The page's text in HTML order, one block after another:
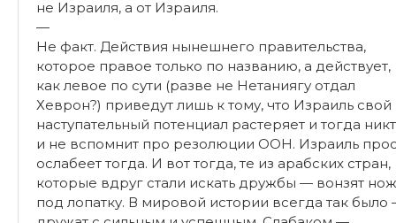
наступательный потенциал растеряет и тогда
и не вспомнит про резолюции ООН. Израиль
ослабеет тогда. И вот тогда, те из арабских стран,
которые вдруг стали искать дружбы — вонзят
под лопатку. В мировой истории всегда так было
дружат с сильным и успешным. Слабаком —
гнушаются. И вдобавок — бьют.